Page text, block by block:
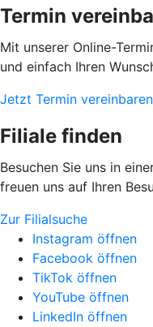
Termin
Mit unserer Online-
und einfach Ihren
Jetzt Termin vereinbaren
Filiale finden
Besuchen Sie uns in
freuen uns auf Ihren
Zur Filialsuche
Instagram öffnen
Facebook öffnen
TikTok öffnen
YouTube öffnen
LinkedIn öffnen